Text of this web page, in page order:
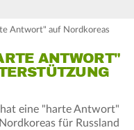
Antwort" auf Nordkoreas
ANTWORT"
eine "harte Antwort"
für Russland